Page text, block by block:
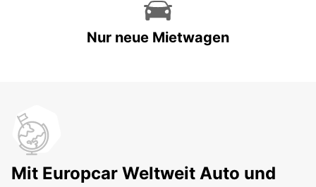
Nur neue Mietwagen
Mit Europcar Weltweit Auto und